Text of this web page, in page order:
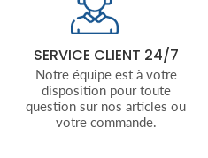
SERVICE CLIENT 24/7
Notre équipe est à votre
disposition pour toute
question sur nos articles ou
votre commande.